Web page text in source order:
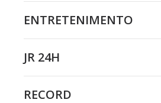
ENTRETENIMENTO
JR 24H
RECORD